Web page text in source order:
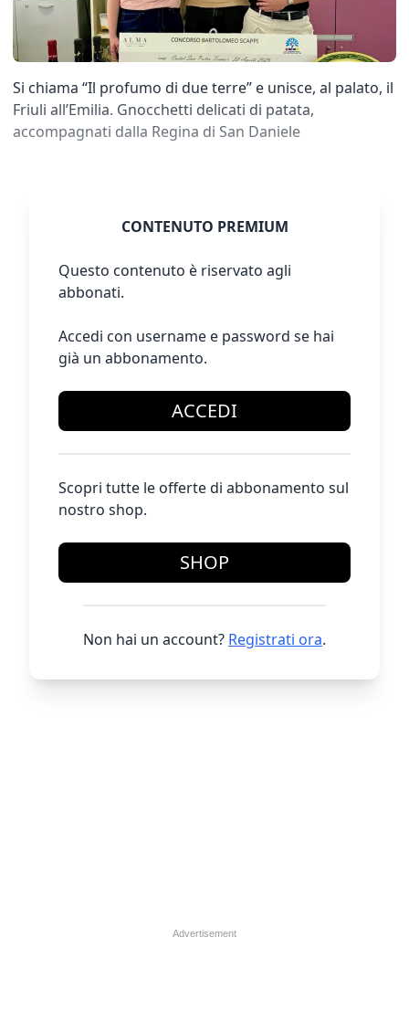
Si chiama “Il profumo di due terre” e unisce, al palato, il
Friuli all’Emilia. Gnocchetti delicati di patata,
accompagnati dalla Regina di San Daniele
CONTENUTO PREMIUM
Questo contenuto è riservato agli
abbonati.
Accedi con username e password se hai
già un abbonamento.
ACCEDI
Scopri tutte le offerte di abbonamento sul
nostro shop.
SHOP
Non hai un account? Registrati ora.